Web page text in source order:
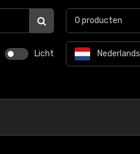
Licht Nederlands
0 producten